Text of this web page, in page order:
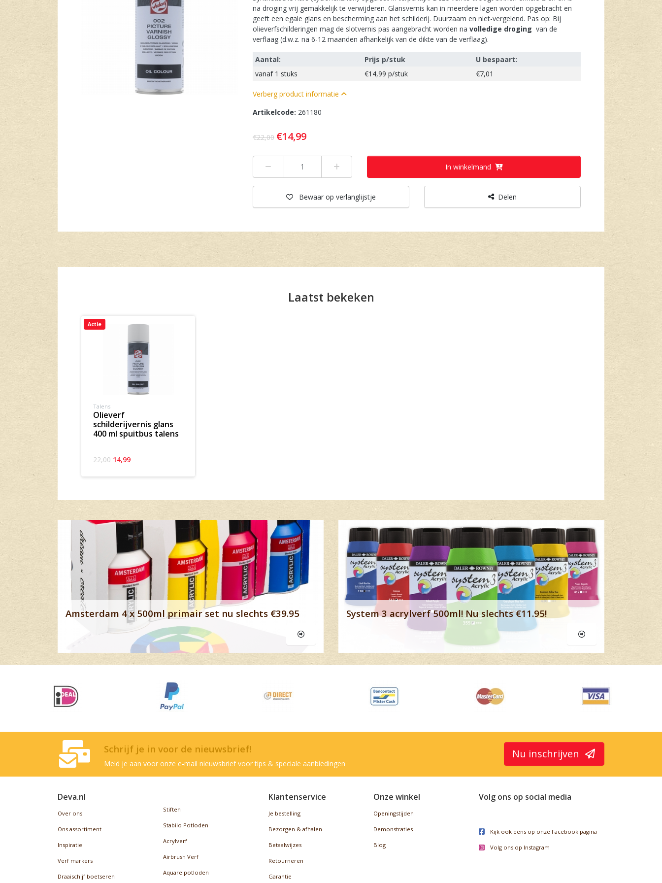
na droging vrij gemakkelijk te verwijderen. Glansvernis kan in meerdere lagen worden opgebracht en
geeft een egale glans en bescherming aan het schilderij. Duurzaam en niet-vergelend. Pas op: Bij
olieverfschilderingen mag de slotvernis pas aangebracht worden na volledige droging van de
verflaag (d.w.z. na 6-12 maanden afhankelijk van de dikte van de verflaag).
Aantal: Prijs p/stuk
U bespaart:
vanaf 1 stuks €14,99 p/stuk €7,01
Verberg product informatie
Artikelcode: 261180
€22,00 €14,99
In winkelmand
Bewaar op verlanglijstje Delen
Laatst bekeken
Actie
Talens
olieverf
schilderijvernis glans
400 ml spuitbus talens
22,00 14,99
Banner row 2
Amsterdam 4 x 500ml primair set nu slechts €39.95 System 3 acrylverf 500ml! Nu slechts €11.95!
Schrijf je in voor de nieuwsbrief!
Meld je aan voor onze e-mail nieuwsbrief voor tips & speciale aanbiedingen
Nu inschrijven
Deva.nl
Over ons
Ons assortiment
Inspiratie
Verf markers
Draaischijf boetseren
Stiften
Stabilo Potloden
Acrylverf
Airbrush Verf
Aquarelpotloden
Klantenservice
Je bestelling
Bezorgen & afhalen
Betaalwijzes
Retourneren
Garantie
Onze winkel
Openingstijden
Demonstraties
Blog
Volg ons op social media
Kijk ook eens op onze Facebook pagina
Volg ons op Instagram